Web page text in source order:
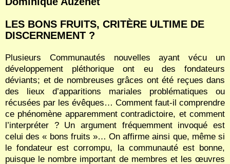
LES BONS FRUITS, CRITÈRE ULTIME DE
DISCERNEMENT ?
Plusieurs Communautés nouvelles ayant vécu un
développement pléthorique ont eu des fondateurs
déviants; et de nombreuses grâces ont été reçues dans
des lieux d’apparitions mariales problématiques ou
récusées par les évêques… Comment faut-il comprendre
ce phénomène apparemment contradictoire, et comment
l’interpréter ? Un argument fréquemment invoqué est
celui des « bons fruits »… On affirme ainsi que, même si
le fondateur est corrompu, la communauté est bonne,
puisque le nombre important de membres et les œuvres